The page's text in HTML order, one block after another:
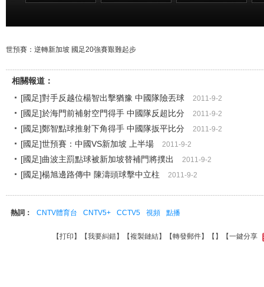
世預賽：逆轉新加坡 國足20強賽艱難起步
相關報道：
[國足]對手反越位楊智出擊猶豫 中國隊險丟球
2011-9-2
[國足]於海門前補射空門得手 中國隊反超比分 2011-9-2
[國足]鄭智點球推射下角得手 中國隊扳平比分 2011-9-2
[國足]世預賽：中國VS新加坡 上半場 2011-9-2
[國足]曲波主罰點球被新加坡替補門將撲出 2011-9-2
[國足]楊旭邊路傳中 陳濤頭球擊中立柱 2011-9-2
熱詞： CNTV體育台 CNTV5+ CCTV5 視頻 點播
【打印 】【我要糾錯】【複製鏈結】【轉發郵件】【 】 【一鍵分享